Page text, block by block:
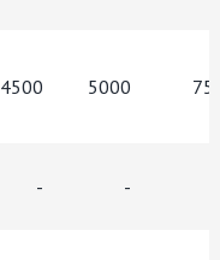
4500 5000
- -